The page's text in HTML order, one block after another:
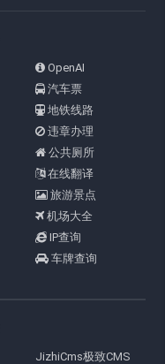
OpenAI
汽车票
地铁线路
违章办理
公共厕所
在线翻译
旅游景点
机场大全
IP查询
车牌查询
JizhiCms极致CMS